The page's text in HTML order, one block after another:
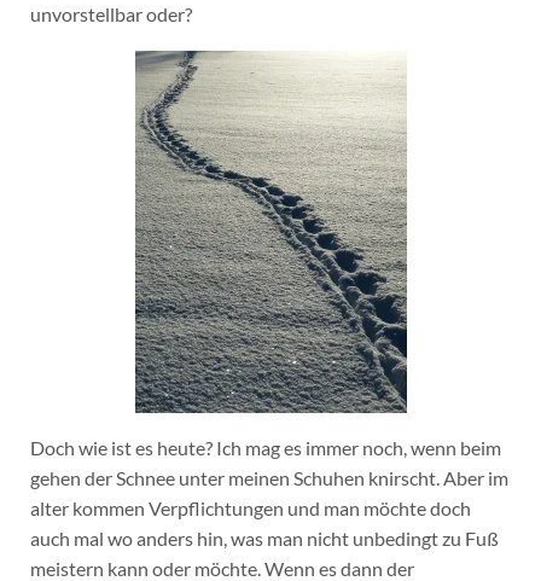
unvorstellbar oder?
Doch wie ist es heute? Ich mag es immer noch, wenn beim
gehen der Schnee unter meinen Schuhen knirscht. Aber im
alter kommen Verpflichtungen und man möchte doch
auch mal wo anders hin, was man nicht unbedingt zu Fuß
meistern kann oder möchte. Wenn es dann der